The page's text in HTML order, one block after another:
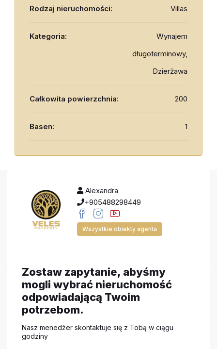
Rodzaj nieruchomości: Villas
Kategoria:
Wynajem
długoterminowy,
Dzierżawa
Całkowita powierzchnia: 200
Basen: 1
Alexandra
+905488298449
Wszystkie obiekty agenta
Zostaw zapytanie, abyśmy
mogli wybrać nieruchomość
odpowiadającą Twoim
potrzebom.
Nasz menedżer skontaktuje się z Tobą w ciągu
godziny